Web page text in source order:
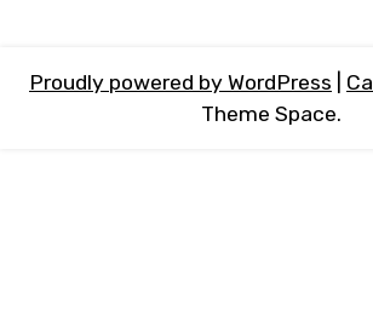
Proudly powered by WordPress
Theme Space.